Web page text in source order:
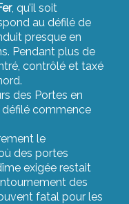
, qu’il soit
au défilé de
presque en
Pendant plus de
contrôlé et taxé
des Portes en
défilé commence
le
des portes
exigée restait
des
fatal pour les